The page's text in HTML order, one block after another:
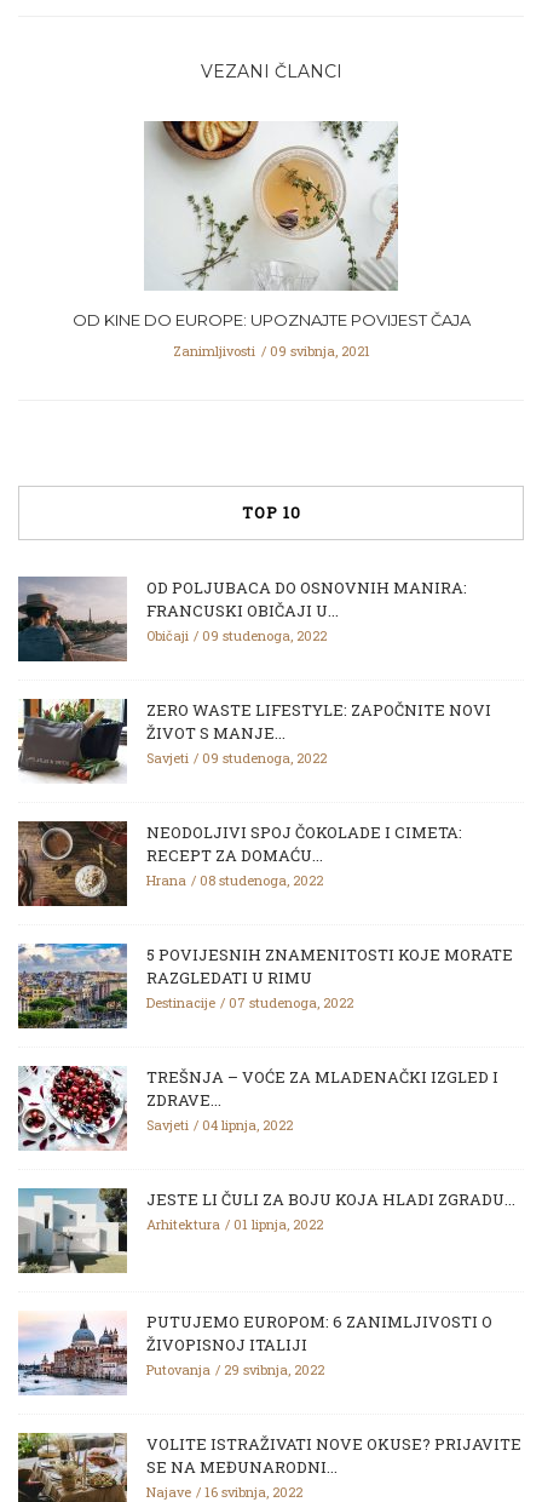
VEZANI ČLANCI
OD KINE DO EUROPE: UPOZNAJTE POVIJEST ČAJA
Zanimljivosti 09 svibnja, 2021
TOP 10
OD POLJUBACA DO OSNOVNIH MANIRA:
FRANCUSKI OBIČAJI U...
Običaji 09 studenoga, 2022
ZERO WASTE LIFESTYLE: ZAPOČNITE NOVI
ŽIVOT S MANJE...
Savjeti 09 studenoga, 2022
NEODOLJIVI SPOJ ČOKOLADE I CIMETA:
RECEPT ZA DOMAĆU...
Hrana 08 studenoga, 2022
5 POVIJESNIH ZNAMENITOSTI KOJE MORATE
RAZGLEDATI U RIMU
Destinacije 07 studenoga, 2022
TREŠNJA – VOĆE ZA MLADENAČKI IZGLED I
ZDRAVE...
Savjeti 04 lipnja, 2022
JESTE LI ČULI ZA BOJU KOJA HLADI ZGRADU...
Arhitektura 01 lipnja, 2022
PUTUJEMO EUROPOM: 6 ZANIMLJIVOSTI O
ŽIVOPISNOJ ITALIJI
Putovanja 29 svibnja, 2022
VOLITE ISTRAŽIVATI NOVE OKUSE? PRIJAVITE
SE NA MEĐUNARODNI...
Najave 16 svibnja, 2022